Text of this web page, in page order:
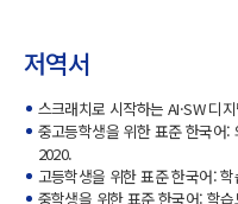
저역서
스크래치로 시작하는 AI·SW 디
중고등학생을 위한 표준 한국어
2020.
고등학생을 위한 표준 한국어:
중학생을 위한 표준 한국어: 학